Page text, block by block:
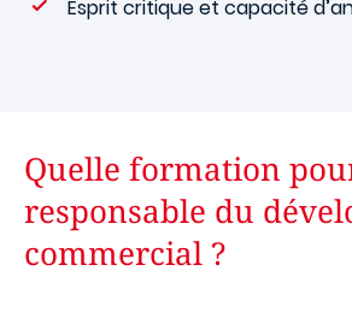
Esprit critique et capacité
Quelle formation
responsable du
commercial ?